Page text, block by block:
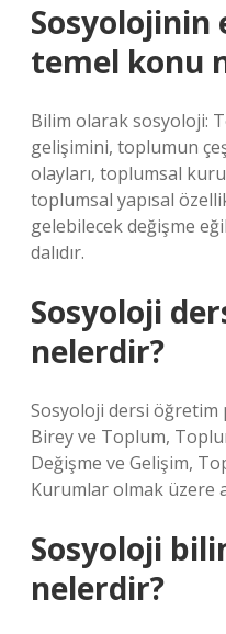
Sosyolojinin
temel konu
Bilim olarak sosyoloji:
gelişimini, toplumun
olayları, toplumsal
toplumsal yapısal
gelebilecek değişme
dalıdır.
Sosyoloji
nelerdir?
Sosyoloji dersi öğretim
Birey ve Toplum,
Değişme ve Gelişim,
Kurumlar olmak üzere
Sosyoloji
nelerdir?